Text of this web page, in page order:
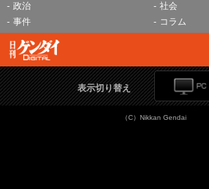
政治
社会
事件
コラム
表示切り替え
（C）Nikkan Gendai